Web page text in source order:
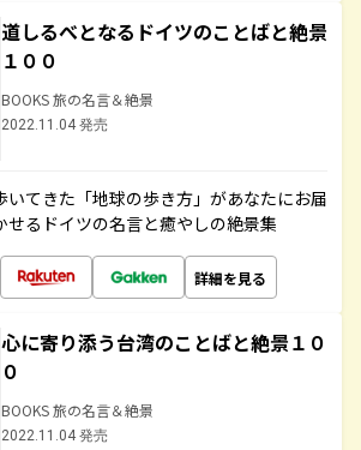
道しるべとなるドイツのことばと絶景
１００
BOOKS 旅の名言＆絶景
2022.11.04 発売
いてきた「地球の歩き方」があなたにお届
せるドイツの名言と癒やしの絶景集
詳細を見る
心に寄り添う台湾のことばと絶景１０
０
BOOKS 旅の名言＆絶景
2022.11.04 発売